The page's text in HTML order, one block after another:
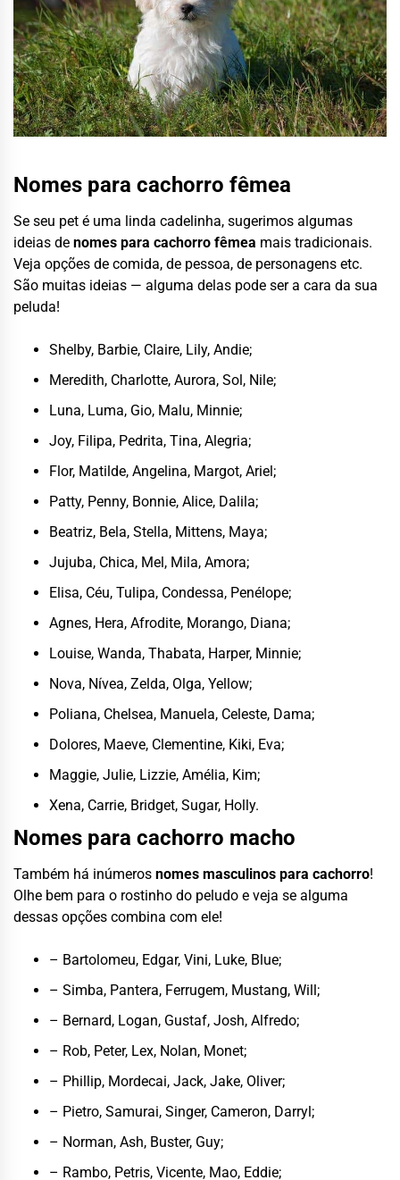
Nomes para cachorro fêmea
Se seu pet é uma linda cadelinha, sugerimos algumas
ideias de nomes para cachorro fêmea mais tradicionais.
Veja opções de comida, de pessoa, de personagens etc.
São muitas ideias — alguma delas pode ser a cara da sua
peluda!
Shelby, Barbie, Claire, Lily, Andie;
Meredith, Charlotte, Aurora, Sol, Nile;
Luna, Luma, Gio, Malu, Minnie;
Joy, Filipa, Pedrita, Tina, Alegria;
Flor, Matilde, Angelina, Margot, Ariel;
Patty, Penny, Bonnie, Alice, Dalila;
Beatriz, Bela, Stella, Mittens, Maya;
Jujuba, Chica, Mel, Mila, Amora;
Elisa, Céu, Tulipa, Condessa, Penélope;
Agnes, Hera, Afrodite, Morango, Diana;
Louise, Wanda, Thabata, Harper, Minnie;
Nova, Nívea, Zelda, Olga, Yellow;
Poliana, Chelsea, Manuela, Celeste, Dama;
Dolores, Maeve, Clementine, Kiki, Eva;
Maggie, Julie, Lizzie, Amélia, Kim;
Xena, Carrie, Bridget, Sugar, Holly.
Nomes para cachorro macho
Também há inúmeros nomes masculinos para cachorro!
Olhe bem para o rostinho do peludo e veja se alguma
dessas opções combina com ele!
– Bartolomeu, Edgar, Vini, Luke, Blue;
– Simba, Pantera, Ferrugem, Mustang, Will;
– Bernard, Logan, Gustaf, Josh, Alfredo;
– Rob, Peter, Lex, Nolan, Monet;
– Phillip, Mordecai, Jack, Jake, Oliver;
– Pietro, Samurai, Singer, Cameron, Darryl;
– Norman, Ash, Buster, Guy;
– Rambo, Petris, Vicente, Mao, Eddie;